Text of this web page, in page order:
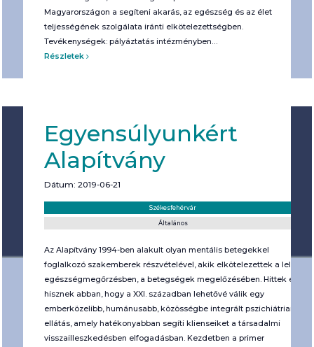
Magyarországon a segíteni akarás, az egészség és az élet
teljességének szolgálata iránti elkötelezettségben.
Tevékenységek: pályáztatás intézményben…
Részletek
Egyensúlyunkért
Alapítvány
Dátum: 2019-06-21
Székesfehérvár
Általános
Az Alapítvány 1994-ben alakult olyan mentális betegekkel
foglalkozó szakemberek részvételével, akik elkötelezettek a lelki
egészségmegőrzésben, a betegségek megelőzésében. Hittek és
hisznek abban, hogy a XXI. században lehetővé válik egy
emberközelibb, humánusabb, közösségbe integrált pszichiátriai
ellátás, amely hatékonyabban segíti klienseiket a társadalmi
visszailleszkedésben elfogadásban. Kezdetben a primer